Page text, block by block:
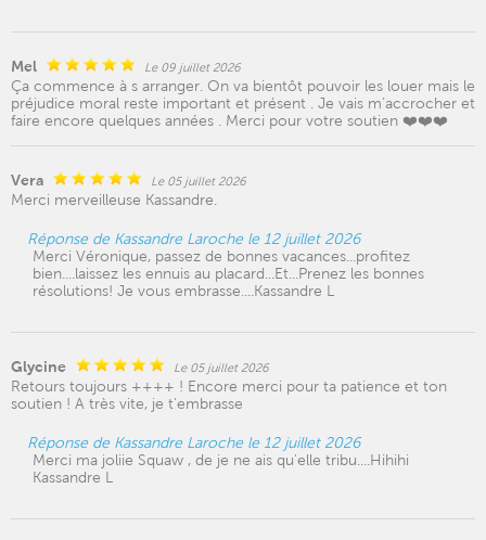
Mel Le 09 juillet 2026
Ça commence à s arranger. On va bientôt pouvoir les louer mais le
préjudice moral reste important et présent . Je vais m’accrocher et
faire encore quelques années . Merci pour votre soutien ❤️❤️❤️
Vera Le 05 juillet 2026
Merci merveilleuse Kassandre.
Réponse de Kassandre Laroche le 12 juillet 2026
Merci Véronique, passez de bonnes vacances...profitez
bien....laissez les ennuis au placard...Et...Prenez les bonnes
résolutions! Je vous embrasse....Kassandre L
Glycine Le 05 juillet 2026
Retours toujours ++++ ! Encore merci pour ta patience et ton
soutien ! A très vite, je t'embrasse
Réponse de Kassandre Laroche le 12 juillet 2026
Merci ma joliie Squaw , de je ne ais qu'elle tribu....Hihihi
Kassandre L